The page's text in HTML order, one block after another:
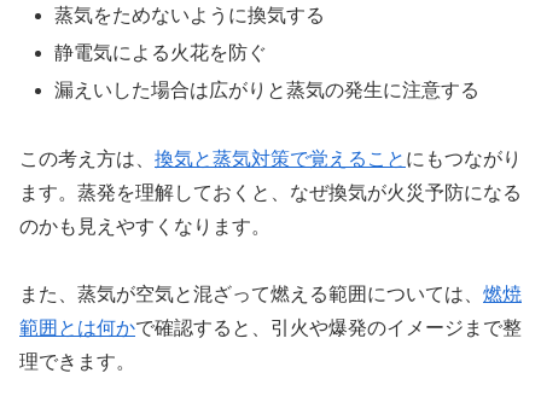
蒸気をためないように換気する
静電気による火花を防ぐ
漏えいした場合は広がりと蒸気の発生に注意する
この考え方は、 換気と蒸気対策で覚えること にもつながり
ます。蒸発を理解しておくと、なぜ換気が火災予防になる
のかも見えやすくなります。
また、蒸気が空気と混ざって燃える範囲については、 燃焼
範囲とは何かで確認すると、引火や爆発のイメージまで整
理できます。